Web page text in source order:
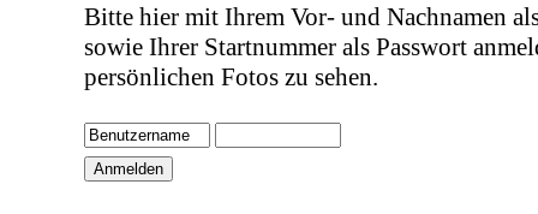
Bitte hier mit Ihrem Vor- und Nachnamen
sowie Ihrer Startnummer als Passwort
persönlichen Fotos zu sehen.